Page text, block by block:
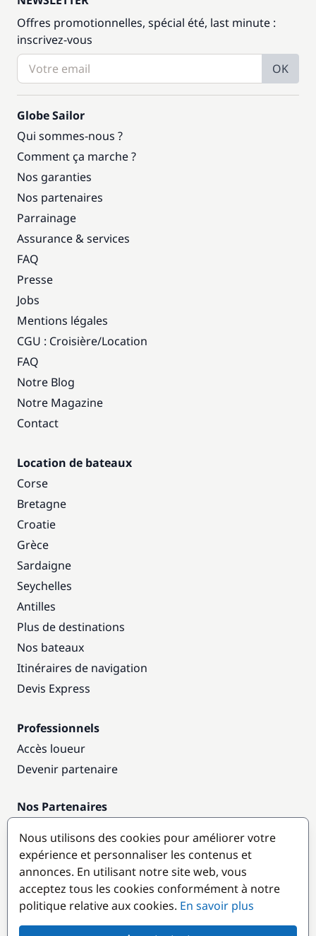
Offres promotionnelles, spécial été, last minute :
inscrivez-vous
OK
Globe Sailor
Qui sommes-nous ?
Comment ça marche ?
Nos garanties
Nos partenaires
Parrainage
Assurance & services
FAQ
Presse
Jobs
Mentions légales
CGU : Croisière/Location
FAQ
Notre Blog
Notre Magazine
Contact
Location de bateaux
Corse
Bretagne
Croatie
Grèce
Sardaigne
Seychelles
Antilles
Plus de destinations
Nos bateaux
Itinéraires de navigation
Devis Express
Professionnels
Accès loueur
Devenir partenaire
Nos Partenaires
Destinations populaires
Nous utilisons des cookies pour améliorer votre
expérience et personnaliser les contenus et
annonces. En utilisant notre site web, vous
acceptez tous les cookies conformément à notre
politique relative aux cookies. En savoir plus